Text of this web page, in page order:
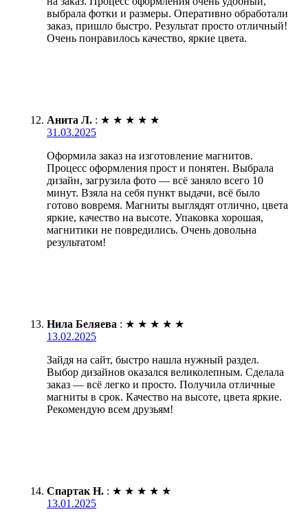
выбрала фотки и размеры. Оперативно обработали
заказ, пришло быстро. Результат просто отличный!
Очень понравилось качество, яркие цвета.
Анита Л. : ★ ★ ★ ★ ★
31.03.2025
Оформила заказ на изготовление магнитов.
Процесс оформления прост и понятен. Выбрала
дизайн, загрузила фото — всё заняло всего 10
минут. Взяла на себя пункт выдачи, всё было
готово вовремя. Магниты выглядят отлично, цвета
яркие, качество на высоте. Упаковка хорошая,
магнитики не повредились. Очень довольна
результатом!
Нила Беляева : ★ ★ ★ ★ ★
13.02.2025
Зайдя на сайт, быстро нашла нужный раздел.
Выбор дизайнов оказался великолепным. Сделала
заказ — всё легко и просто. Получила отличные
магниты в срок. Качество на высоте, цвета яркие.
Рекомендую всем друзьям!
Спартак Н. : ★ ★ ★ ★ ★
13.01.2025